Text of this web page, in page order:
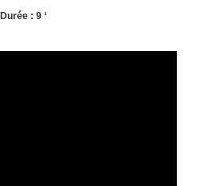
Durée : 9 ‘